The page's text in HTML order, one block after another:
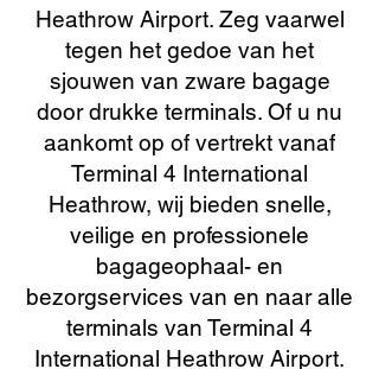
Heathrow Airport. Zeg vaarwel
tegen het gedoe van het
sjouwen van zware bagage
door drukke terminals. Of u nu
aankomt op of vertrekt vanaf
Terminal 4 International
Heathrow, wij bieden snelle,
veilige en professionele
bagageophaal- en
bezorgservices van en naar alle
terminals van Terminal 4
International Heathrow Airport.